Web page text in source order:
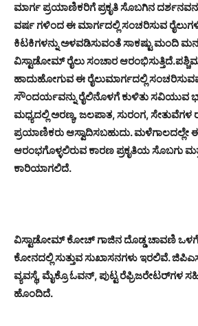
ಮಾರ್ಗ ಪ್ರಯಾಣಿಕರಿಗೆ ಪ್ರಕೃತಿ ಸೊಬಗಿನ
ವರ್ಷ ಗಳಿಂದ ಈ ಮಾರ್ಗದಲ್ಲಿ ಸಂಚರಿಸುವ
ಕಿಟಕಿಗಳನ್ನು ಅಳವಡಿಸುವಂತೆ ಸಾಕಷ್ಟು ಮಂದಿ
ವಿಸ್ಟಾಡೋಮ್ ರೈಲು ಸಂಚಾರ ಆರಂಭಿಸುತ್ತಿದೆ.
ಹಾದುಹೋಗುವ ಈ ರೈಲುಮಾರ್ಗದಲ್ಲಿ
ಸೌಂದರ್ಯವನ್ನು ರೈಲಿನೊಳಗೆ ಕುಳಿತು ಸವಿಯುವ
ಮಧ್ಯದಲ್ಲಿ ಅರಣ್ಯ, ಜಲಪಾತ, ಸುರಂಗ,
ಪ್ರಯಾಣಿಕರು ಆಸ್ವಾದಿಸಬಹುದು. ಮಳೆಗಾಲದಲ್ಲೇ
ಆರಂಭಗೊಳ್ಳಲಿರುವ ಕಾರಣ ಪ್ರಕೃತಿಯ ಸೊಬಗು
ಕಾರಿಯಾಗಲಿದೆ.
ವಿಸ್ಟಾಡೋಮ್ ಕೋಚ್ ಗಾಜಿನ ದೊಡ್ಡ ಚಾವಣಿ
ಕೋನದಲ್ಲಿ ಸುತ್ತುವ ಸುಖಾಸನಗಳು ಇರಲಿವೆ.
ವ್ಯವಸ್ಥೆ, ಮೈಕ್ರೊ ಓವನ್, ಪುಟ್ಟ ರೆಫ್ರಿಜರೇಟರ್‌ಗಳ
ಹೊಂದಿದೆ.